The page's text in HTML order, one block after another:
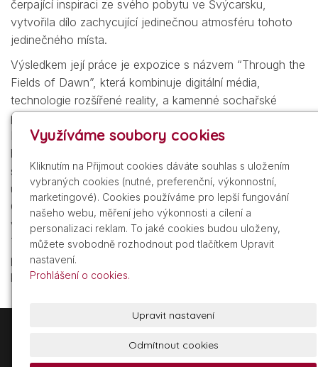
čerpající inspiraci ze svého pobytu ve Švýcarsku,
vytvořila dílo zachycující jedinečnou atmosféru tohoto
jedinečného místa.
Výsledkem její práce je expozice s názvem “Through the
Fields of Dawn”, která kombinuje digitální média,
technologie rozšířené reality, a kamenné sochařské
prvky. Expozice byla představena na Art Basel Hong
Kong v březnu 2022 v Tai Kwun, ikonickém
hongkongském centru pro kulturní dědictví a umění - jako
součást poslání La Prairie, s cílem podporovat
uměleckou a kulturní tvorbu. Po této výstavě bude dílo
Carly Chan představeno v květnu v La Prairie Lounge na
veletrhu Frieze New York.
Tato nejnovější spolupráce současně upevňuje trvalou
podporu společnosti La Prairie umělkyním z různých
kultur, perspektiv a uměleckých přístupů.
+420 605 209 211 info@gdist.cz
Využíváme soubory cookies
Kliknutím na Přijmout cookies dáváte souhlas s uložením
vybraných cookies (nutné, preferenční, výkonnostní,
marketingové). Cookies používáme pro lepší fungování
našeho webu, měření jeho výkonnosti a cílení a
personalizaci reklam. To jaké cookies budou uloženy,
můžete svobodně rozhodnout pod tlačítkem Upravit
nastavení.
Prohlášení o cookies.
Upravit nastavení
Odmítnout cookies